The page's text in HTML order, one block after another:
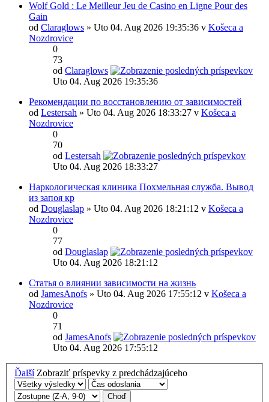
Wolf Gold : Le Meilleur Jeu de Casino en Ligne Pour des
Gain
od Claraglows » Uto 04. Aug 2026 19:35:36 v Košeca a
Nozdrovice
0
73
od Claraglows
Uto 04. Aug 2026 19:35:36
Рекомендации по восстановлению от зависимостей
od Lestersah » Uto 04. Aug 2026 18:33:27 v Košeca a
Nozdrovice
0
70
od Lestersah
Uto 04. Aug 2026 18:33:27
Наркологическая клиника Похмельная служба. Вывод
из запоя кр
od Douglaslap » Uto 04. Aug 2026 18:21:12 v Košeca a
Nozdrovice
0
77
od Douglaslap
Uto 04. Aug 2026 18:21:12
Статья о влиянии зависимости на жизнь
od JamesAnofs » Uto 04. Aug 2026 17:55:12 v Košeca a
Nozdrovice
0
71
od JamesAnofs
Uto 04. Aug 2026 17:55:12
Ďalší Zobraziť príspevky z predchádzajúceho